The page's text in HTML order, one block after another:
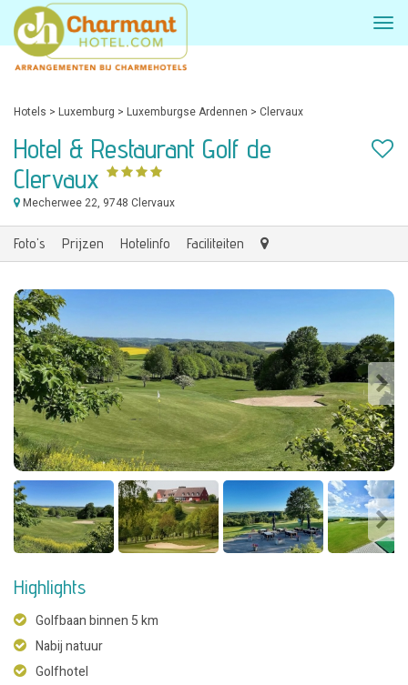
Hotels > Luxemburg > Luxemburgse Ardennen > Clervaux
Hotel & Restaurant Golf de
Clervaux
Mecherwee 22, 9748 Clervaux
Foto's Prijzen Hotelinfo Faciliteiten
Highlights
Golfbaan binnen 5 km
Nabij natuur
Golfhotel